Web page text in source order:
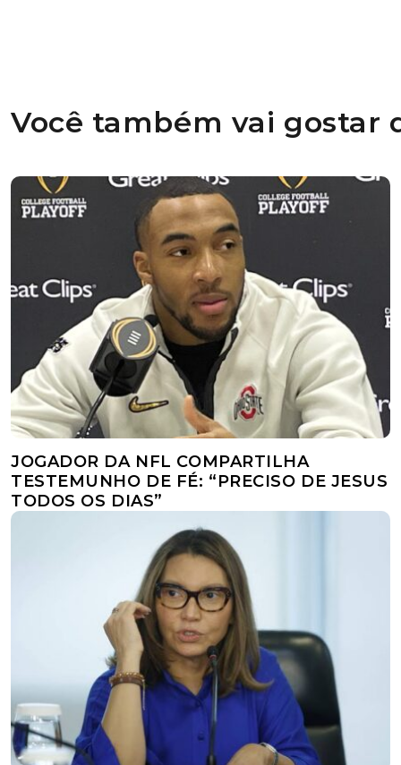
Você também vai gostar
JOGADOR DA NFL COMPARTILHA
TESTEMUNHO DE FÉ: “PRECISO DE JESUS
TODOS OS DIAS”